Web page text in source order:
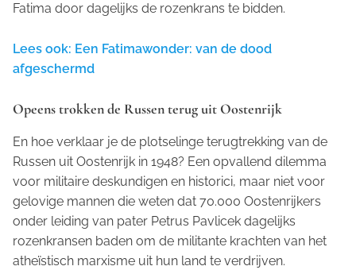
Fatima door dagelijks de rozenkrans te bidden.
Lees ook: Een Fatimawonder: van de dood
afgeschermd
Opeens trokken de Russen terug uit Oostenrijk
En hoe verklaar je de plotselinge terugtrekking van de
Russen uit Oostenrijk in 1948? Een opvallend dilemma
voor militaire deskundigen en historici, maar niet voor
gelovige mannen die weten dat 70.000 Oostenrijkers
onder leiding van pater Petrus Pavlicek dagelijks
rozenkransen baden om de militante krachten van het
atheïstisch marxisme uit hun land te verdrijven.